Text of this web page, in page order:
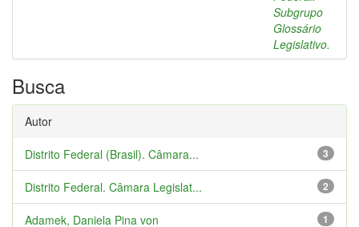
Subgrupo
Glossário
Legislativo.
Busca
Autor
3
Distrito Federal (Brasil). Câmara...
2
Distrito Federal. Câmara Legislat...
1
Adamek, Daniela Pina von